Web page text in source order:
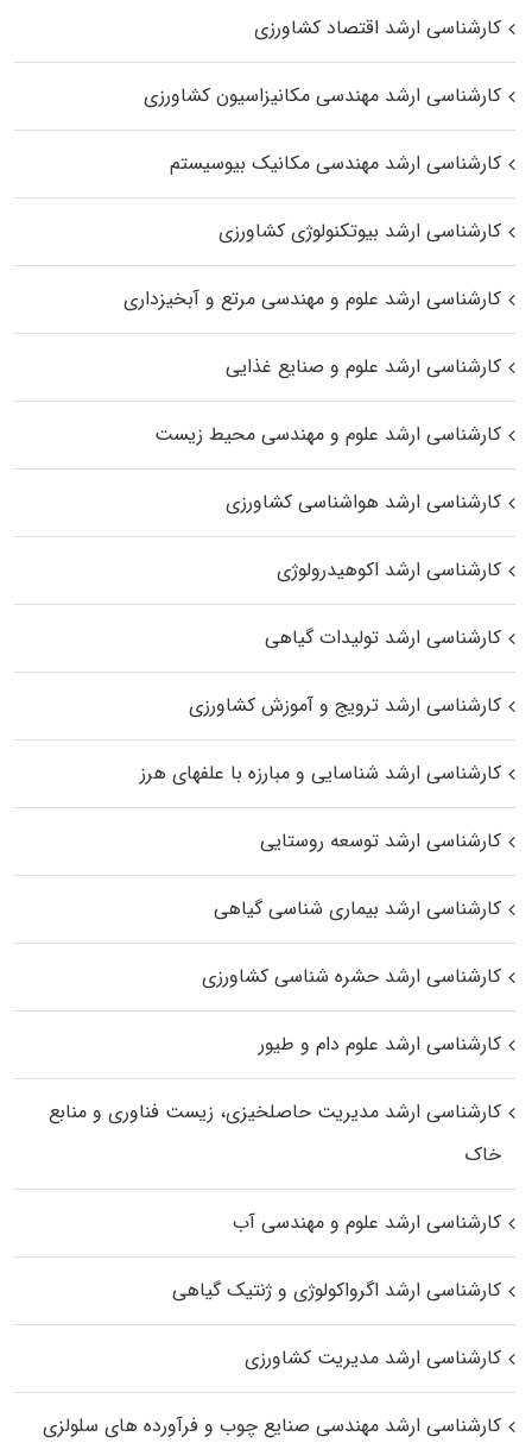
کارشناسی ارشد اقتصاد کشاورزی
کارشناسی ارشد مهندسی مکانیزاسیون کشاورزی
کارشناسی ارشد مهندسی مکانیک بیوسیستم
کارشناسی ارشد بیوتکنولوژی کشاورزی
کارشناسی ارشد علوم و مهندسی مرتع و آبخیزداری
کارشناسی ارشد علوم و صنایع غذایی
کارشناسی ارشد علوم و مهندسی محیط زیست
کارشناسی ارشد هواشناسی کشاورزی
کارشناسی ارشد اکوهیدرولوژی
کارشناسی ارشد تولیدات گیاهی
کارشناسی ارشد ترویج و آموزش کشاورزی
کارشناسی ارشد شناسایی و مبارزه با علفهای هرز
کارشناسی ارشد توسعه روستایی
کارشناسی ارشد بیماری‌ شناسی گیاهی
کارشناسی ارشد حشره‌ شناسی کشاورزی
کارشناسی ارشد علوم دام و طیور
کارشناسی ارشد مدیریت حاصلخیزی، زیست فناوری و منابع
خاک
کارشناسی ارشد علوم و مهندسی آب
کارشناسی ارشد اگرواکولوژی و ژنتیک گیاهی
کارشناسی ارشد مدیریت کشاورزی
کارشناسی ارشد مهندسی صنایع چوب و فرآورده‌ های سلولزی